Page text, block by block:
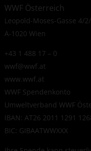
WWF Österreich
Leopold-Moses-Gasse 4/
A-1020 Wien
+43 1 488 17 – 0
wwf@wwf.at
www.wwf.at
WWF Spendenkonto
Umweltverband WWF
IBAN: AT26 2011 1291
BIC: GIBAATWWXXX